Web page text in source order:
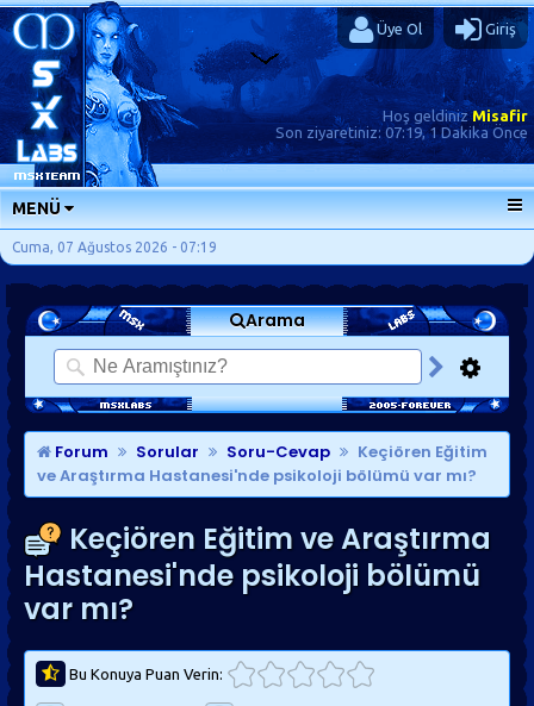
Üye Ol Giriş
Hoş geldinizMisafir
Son ziyaretiniz: 07:19, 1 Dakika Önce
MENÜ
ANA SAYFA
FORUMLAR
SORU-CEVAP
GÜNLÜKLER
SON MESAJLAR
KISAYOLLAR
Cuma, 07 Ağustos 2026 - 07:19
Arama
Forum Sorular Soru-Cevap
Keçiören Eğitim
ve Araştırma Hastanesi'nde psikoloji bölümü var mı?
Keçiören Eğitim ve Araştırma
Hastanesi'nde psikoloji bölümü
var mı?
Bu Konuya Puan Verin: